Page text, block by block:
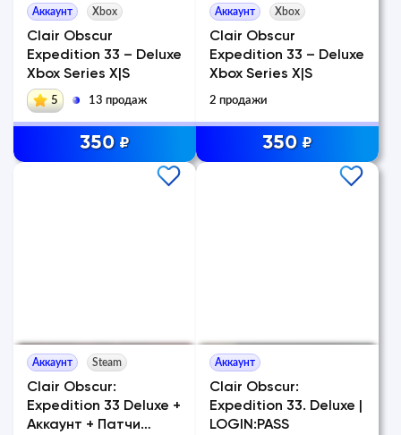
Аккаунт Xbox
Clair Obscur
Expedition 33 – Deluxe
Xbox Series X|S
5 13 продаж
350 ₽
Аккаунт Xbox
Clair Obscur
Expedition 33 – Deluxe
Xbox Series X|S
2 продажи
350 ₽
Аккаунт Steam
Clair Obscur:
Expedition 33 Deluxe +
Аккаунт + Патчи
Аккаунт
Clair Obscur:
Expedition 33. Deluxe |
LOGIN:PASS